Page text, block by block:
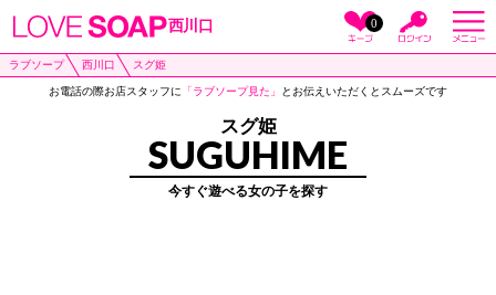
西川口 0
ラブソープ 西川口 スグ姫
お電話の際お店スタッフに 「ラブソープ見た」 とお伝えいただくとスムーズです
スグ姫
SUGUHIME
今すぐ遊べる女の子を探す